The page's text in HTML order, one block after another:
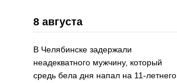
8 августа
В Челябинске задержали
неадекватного мужчину, который
средь бела дня напал на 11-летнего